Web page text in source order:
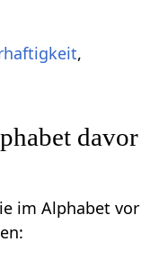
,
davor
im Alphabet vor